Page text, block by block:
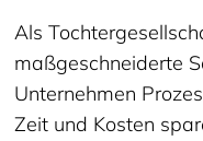
Als
maßgeschneiderte
Unternehmen
Zeit und Kosten